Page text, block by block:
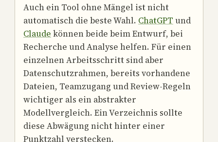
Auch ein Tool ohne Mängel ist nicht
automatisch die beste Wahl. ChatGPT und
Claude können beide beim Entwurf, bei
Recherche und Analyse helfen. Für einen
einzelnen Arbeitsschritt sind aber
Datenschutzrahmen, bereits vorhandene
Dateien, Teamzugang und Review-Regeln
wichtiger als ein abstrakter
Modellvergleich. Ein Verzeichnis sollte
diese Abwägung nicht hinter einer
Punktzahl verstecken.